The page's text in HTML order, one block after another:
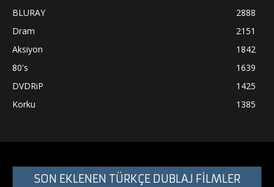
BLURAY
2888
Dram
2151
Aksiyon
1842
80's
1639
DVDRiP
1425
Korku
1385
SON EKLENEN TÜRKÇE DUBLAJ FİLMLER